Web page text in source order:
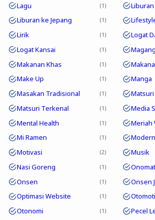
Lagu 1 Liburan
Liburan ke Jepang 1
Lirik 1 Logat
Logat Kansai 1
Makanan Khas 1
Make Up 1 Manga
Masakan Tradisional 1
Matsuri Terkenal 1 Media
Mental Health 1 Meriah
Mi Ramen 1
Motivasi 2 Musik
Nasi Goreng 1
Onsen 1 Onsen
Optimasi Website 1
Otonomi 1 Pecel